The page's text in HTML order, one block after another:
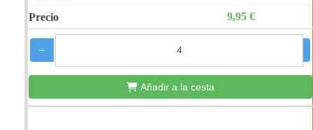
9,95 €
−
Añadir a la cesta